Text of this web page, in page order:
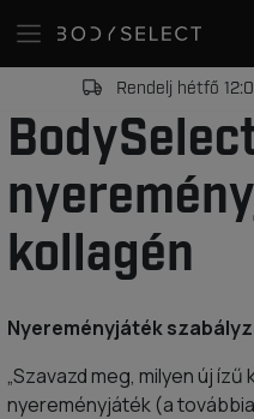
Rendelj hétfő
kollagén
Nyereményjáték
„Szavazd meg, milyen új
nyereményjáték (a